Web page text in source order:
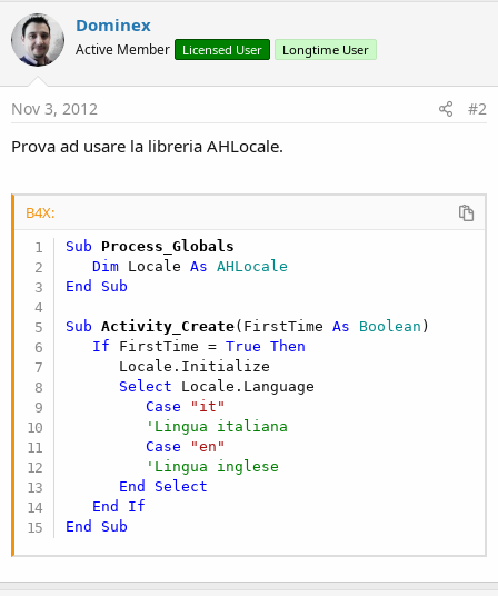
Dominex
Active Member Licensed User Longtime User
Nov 3, 2012 #2
Prova ad usare la libreria AHLocale.
B4X:
Sub Process_Globals
Dim Locale As AHLocale
End
Sub
Sub Activity_Create(FirstTime As Boolean )
If FirstTime = True
Then
      Locale.Initialize
Select Locale.Language
Case
"it"
'Lingua italiana
Case
"en"
'Lingua inglese
End
Select
End
If
End
Sub